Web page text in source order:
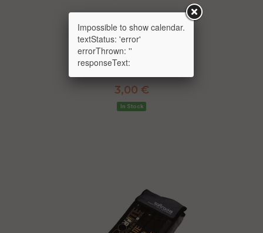
3,00 €
In Stock
Impossible to show calendar.
textStatus: 'error'
errorThrown: ''
responseText: